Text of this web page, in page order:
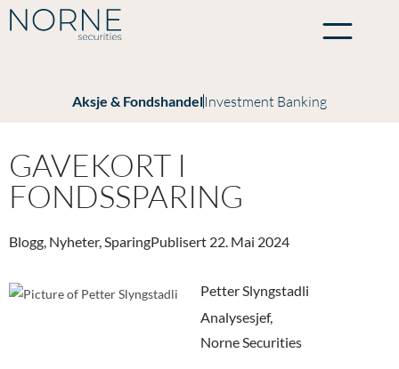
Aksje & FondshandelInvestment Banking
Petter Slyngstadli
Analysesjef,
Norne Securities
GAVEKORT I
FONDSSPARING
Blogg, Nyheter,SparingPublisert 22. Mai 2024